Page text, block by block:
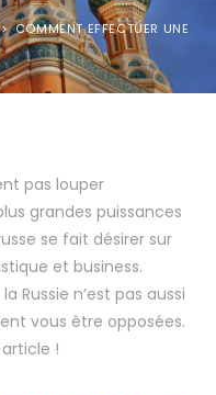
> COMMENT EFFECTUER UNE
pas louper
grandes puissances
se fait désirer sur
et business.
Russie n’est pas aussi
vous être opposées.
!